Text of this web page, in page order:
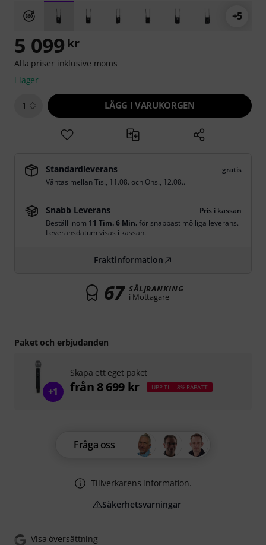
+5
Visa översättning
5 099 kr
Alla priser inklusive moms
i lager
1 LÄGG I VARUKORGEN
Standardleverans
gratis
Väntas mellanTis., 11.08. och Ons., 12.08..
Snabb Leverans
Pris i kassan
Beställ inom 11 Tim. 6 Min.för snabbast möjliga leverans.
Leveransdatum visas i kassan.
Fraktinformation
67 SÄLJRANKING
i Mottagare
Fråga oss
Tillverkarens information.
Säkerhetsvarningar
Paket och erbjudanden
+1
Skapa ett eget paket
från 8 699 kr UPP TILL 8% RABATT